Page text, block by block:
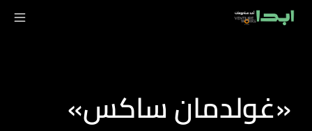
«غولدمان ساكس»